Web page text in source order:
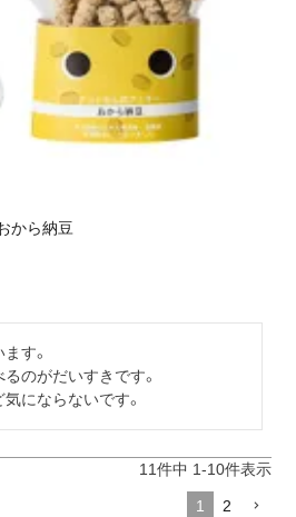
から納豆
す。
のがだいすきです。
11件中 1-10件表示
1 2